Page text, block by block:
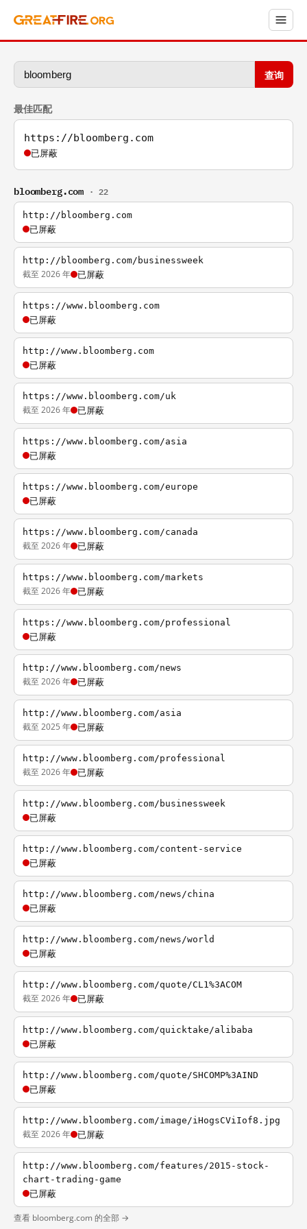
查询
最佳匹配
https://bloomberg.com
已屏蔽
bloomberg.com · 22
http://bloomberg.com
已屏蔽
http://bloomberg.com/businessweek
截至 2026 年 已屏蔽
https://www.bloomberg.com
已屏蔽
http://www.bloomberg.com
已屏蔽
https://www.bloomberg.com/uk
截至 2026 年 已屏蔽
https://www.bloomberg.com/asia
已屏蔽
https://www.bloomberg.com/europe
已屏蔽
https://www.bloomberg.com/canada
截至 2026 年 已屏蔽
https://www.bloomberg.com/markets
截至 2026 年 已屏蔽
https://www.bloomberg.com/professional
已屏蔽
http://www.bloomberg.com/news
截至 2026 年 已屏蔽
http://www.bloomberg.com/asia
截至 2025 年 已屏蔽
http://www.bloomberg.com/professional
截至 2026 年 已屏蔽
http://www.bloomberg.com/businessweek
已屏蔽
http://www.bloomberg.com/content-service
已屏蔽
http://www.bloomberg.com/news/china
已屏蔽
http://www.bloomberg.com/news/world
已屏蔽
http://www.bloomberg.com/quote/CL1%3ACOM
截至 2026 年 已屏蔽
http://www.bloomberg.com/quicktake/alibaba
已屏蔽
http://www.bloomberg.com/quote/SHCOMP%3AIND
已屏蔽
http://www.bloomberg.com/image/iHogsCViIof8.jpg
截至 2026 年 已屏蔽
http://www.bloomberg.com/features/2015-stock-
chart-trading-game
已屏蔽
查看 bloomberg.com 的全部 →